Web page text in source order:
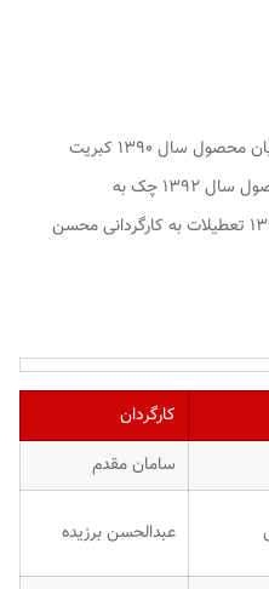
ساعت شلوغی به کارگردانی آرش معیریان محصول سال ۱۳۹۰ کبریت
سوخته به کارگردانی محسن توکلی محصول سال ۱۳۹۲ چک به
کارگردانیکاظم راستگو محصول سال ۱۳۹۴ تعطیلات به کارگردانی محسن
کارگردان
سامان مقدم
عبدالحسن برزیده